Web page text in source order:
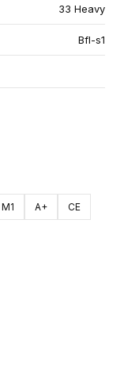
33 Heavy
Bfl-s1
M1 A+ CE